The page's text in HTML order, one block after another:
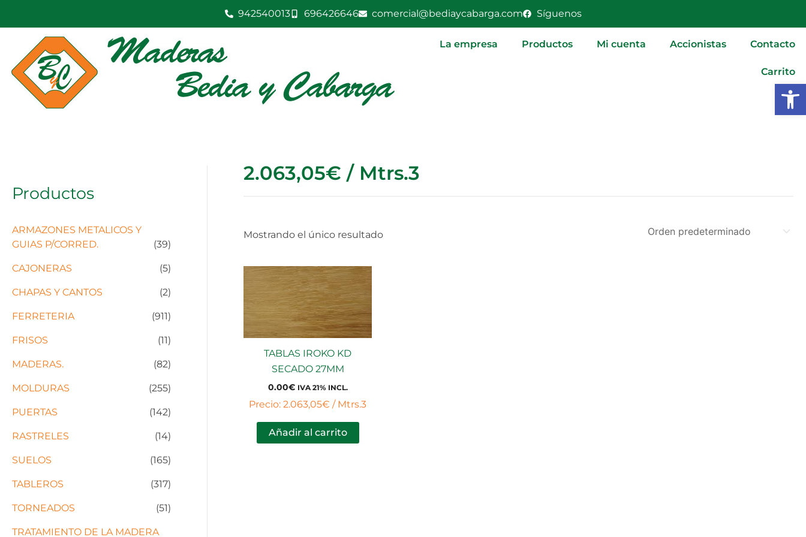
contenido
942540013 696426646 comercial@bediaycabarga.com Síguenos
La empresa Productos Mi cuenta Accionistas Contacto
Carrito
Productos
ARMAZONES METALICOS Y
GUIAS P/CORRED.
(39)
CAJONERAS (5)
CHAPAS Y CANTOS (2)
FERRETERIA (911)
FRISOS (11)
MADERAS. (82)
MOLDURAS (255)
PUERTAS (142)
RASTRELES (14)
SUELOS (165)
TABLEROS (317)
TORNEADOS (51)
TRATAMIENTO DE LA MADERA
2.063,05€ / Mtrs.3
Mostrando el único resultado
TABLAS IROKO KD
SECADO 27MM
0.00€ IVA 21% INCL.
Precio: 2.063,05€ / Mtrs.3
Añadir al carrito